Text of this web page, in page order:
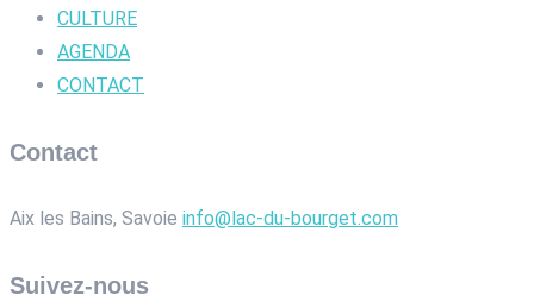
CULTURE
AGENDA
CONTACT
Contact
Aix les Bains, Savoie info@lac-du-bourget.com
Suivez-nous